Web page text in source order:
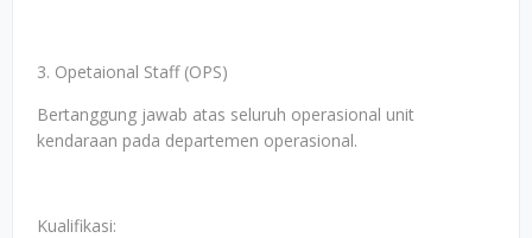
3. Opetaional Staff (OPS)
Bertanggung jawab atas seluruh operasional unit
kendaraan pada departemen operasional.
Kualifikasi: